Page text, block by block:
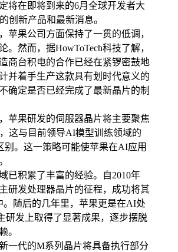
将在即将到来的6月全球开发者大
创新产品和最新消息。
苹果公司方面保持了一贯的低调，
。然而，据HowToTech科技了解，
商台积电的合作已经在紧锣密鼓地
并着手生产这款具有划时代意义的
确定是否已经完成了最新晶片的制
苹果研发的伺服器晶片将主要聚焦
这与目前领导AI模型训练领域的
。这一策略可能使苹果在AI应用
已积累了丰富的经验。自2010年
研发处理器晶片的征程，成功将其
。随后的几年里，苹果更是在AI处
研发上取得了显著成果，逐步摆脱
。
一代的M系列晶片将具备执行部分